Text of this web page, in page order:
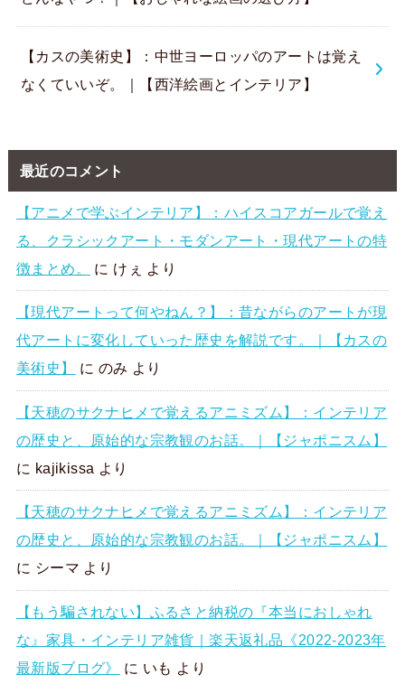
【カスの美術史】：中世ヨーロッパのアートは覚え
なくていいぞ。｜【西洋絵画とインテリア】
最近のコメント
【アニメで学ぶインテリア】：ハイスコアガールで覚え
る、クラシックアート・モダンアート・現代アートの特
徴まとめ。
に けぇ より
【現代アートって何やねん？】：昔ながらのアートが現
代アートに変化していった歴史を解説です。｜【カスの
美術史】
に のみ より
【天穂のサクナヒメで覚えるアニミズム】：インテリア
の歴史と、原始的な宗教観のお話。｜【ジャポニスム】
に kajikissa より
【天穂のサクナヒメで覚えるアニミズム】：インテリア
の歴史と、原始的な宗教観のお話。｜【ジャポニスム】
に シーマ より
【もう騙されない】ふるさと納税の『本当におしゃれ
な』家具・インテリア雑貨｜楽天返礼品《2022-2023年
最新版ブログ》
に いも より